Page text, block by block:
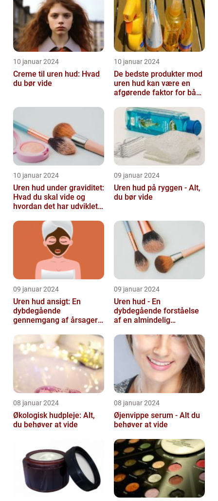
10 januar 2024
Creme til uren hud: Hvad
du bør vide
10 januar 2024
De bedste produkter mod
uren hud kan være en
afgørende faktor for både
lide...
10 januar 2024
Uren hud under graviditet:
Hvad du skal vide og
hvordan det har udviklet
09 januar 2024
Uren hud på ryggen - Alt,
du bør vide
09 januar 2024
Uren hud ansigt: En
dybdegående
gennemgang af årsager
09 januar 2024
Uren hud - En
dybdegående forståelse
af en almindelig
08 januar 2024
Økologisk hudpleje: Alt,
du behøver at vide
08 januar 2024
Øjenvippe serum - Alt du
behøver at vide